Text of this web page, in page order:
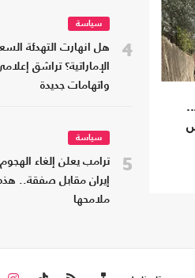
4
سياسة
هل انهارت التهدئة
الإماراتية؟ تراشق
واتهامات جديدة
5
سياسة
ترامب يعلن إلغاء
إيران مقابل صفقة..
ملامحها